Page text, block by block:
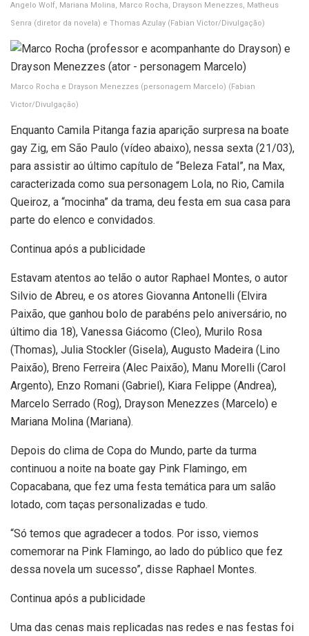
Angelo Wolf, Mariana Molina, Marco Rocha, Drayson Menezzes, Matheus
Senra (diretor da novela) e Thomas Azulay (Fabian Victor/Divulgação)
Marco Rocha e Drayson Menezzes (personagem Marcelo) (Fabian
Victor/Divulgação)
Enquanto Camila Pitanga fazia aparição surpresa na boate
gay Zig, em São Paulo (vídeo abaixo), nessa sexta (21/03),
para assistir ao último capítulo de “Beleza Fatal”, na Max,
caracterizada como sua personagem Lola, no Rio, Camila
Queiroz, a “mocinha” da trama, deu festa em sua casa para
parte do elenco e convidados.
Continua após a publicidade
Estavam atentos ao telão o autor Raphael Montes, o autor
Silvio de Abreu, e os atores Giovanna Antonelli (Elvira
Paixão, que ganhou bolo de parabéns pelo aniversário, no
último dia 18), Vanessa Giácomo (Cleo), Murilo Rosa
(Thomas), Julia Stockler (Gisela), Augusto Madeira (Lino
Paixão), Breno Ferreira (Alec Paixão), Manu Morelli (Carol
Argento), Enzo Romani (Gabriel), Kiara Felippe (Andrea),
Marcelo Serrado (Rog), Drayson Menezzes (Marcelo) e
Mariana Molina (Mariana).
Depois do clima de Copa do Mundo, parte da turma
continuou a noite na boate gay Pink Flamingo, em
Copacabana, que fez uma festa temática para um salão
lotado, com taças personalizadas e tudo.
“Só temos que agradecer a todos. Por isso, viemos
comemorar na Pink Flamingo, ao lado do público que fez
dessa novela um sucesso”, disse Raphael Montes.
Continua após a publicidade
Uma das cenas mais replicadas nas redes e nas festas foi